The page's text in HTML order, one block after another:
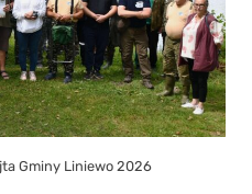
Gminy Liniewo 2026